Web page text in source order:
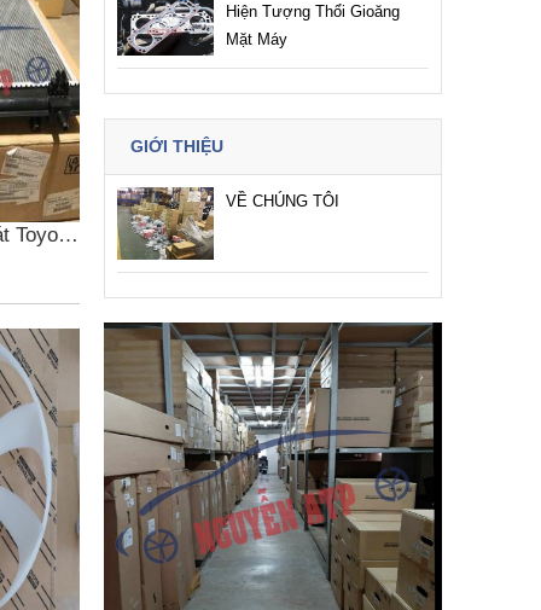
Toyota
Hiện Tượng Thổi Gioăng
Mặt Máy
GIỚI THIỆU
VỀ CHÚNG TÔI